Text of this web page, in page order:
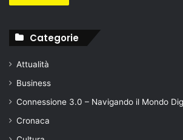
Categorie
Attualità
Business
Connessione 3.0 – Navigando il Mondo
Cronaca